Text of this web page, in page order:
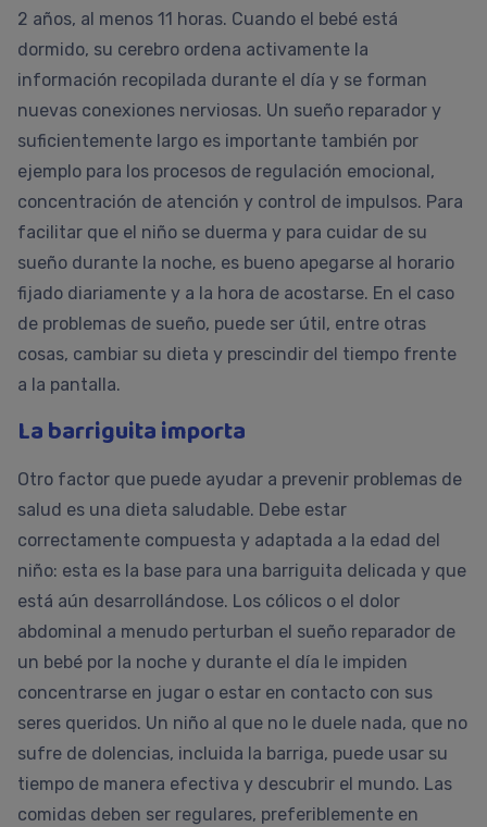
2 años, al menos 11 horas. Cuando el bebé está
dormido, su cerebro ordena activamente la
información recopilada durante el día y se forman
nuevas conexiones nerviosas. Un sueño reparador y
suficientemente largo es importante también por
ejemplo para los procesos de regulación emocional,
concentración de atención y control de impulsos. Para
facilitar que el niño se duerma y para cuidar de su
sueño durante la noche, es bueno apegarse al horario
fijado diariamente y a la hora de acostarse. En el caso
de problemas de sueño, puede ser útil, entre otras
cosas, cambiar su dieta y prescindir del tiempo frente
a la pantalla.
La barriguita importa
Otro factor que puede ayudar a prevenir problemas de
salud es una dieta saludable. Debe estar
correctamente compuesta y adaptada a la edad del
niño: esta es la base para una barriguita delicada y que
está aún desarrollándose. Los cólicos o el dolor
abdominal a menudo perturban el sueño reparador de
un bebé por la noche y durante el día le impiden
concentrarse en jugar o estar en contacto con sus
seres queridos. Un niño al que no le duele nada, que no
sufre de dolencias, incluida la barriga, puede usar su
tiempo de manera efectiva y descubrir el mundo. Las
comidas deben ser regulares, preferiblemente en